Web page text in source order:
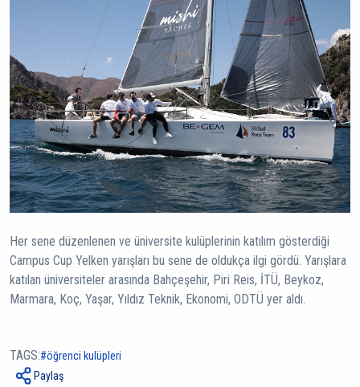
Her sene düzenlenen ve üniversite kulüplerinin katılım gösterdiği
Campus Cup Yelken yarışları bu sene de oldukça ilgi gördü. Yarışlara
katılan üniversiteler arasında Bahçeşehir, Piri Reis, İTÜ, Beykoz,
Marmara, Koç, Yaşar, Yıldız Teknik, Ekonomi, ODTÜ yer aldı.
TAGS: öğrenci kulüpleri
Paylaş